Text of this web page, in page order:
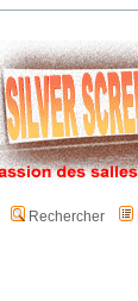
Rechercher